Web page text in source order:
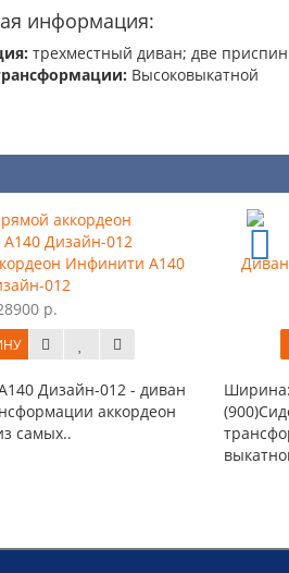
информация:
трехместный диван; две
Высоковыкатной
Инфинити А140
012
р.
Дизайн-012 - диван
аккордеон
самых..
Ширина: